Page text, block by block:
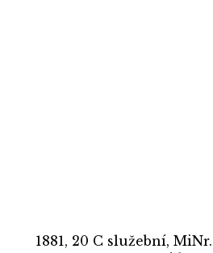
1881, 20 C služební,